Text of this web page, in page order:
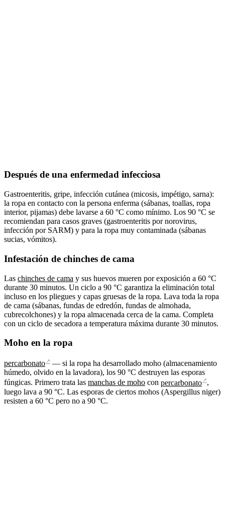
Después de una enfermedad infecciosa
Gastroenteritis, gripe, infección cutánea (micosis, impétigo, sarna):
la ropa en contacto con la persona enferma (sábanas, toallas, ropa
interior, pijamas) debe lavarse a 60 °C como mínimo. Los 90 °C se
recomiendan para casos graves (gastroenteritis por norovirus,
infección por SARM) y para la ropa muy contaminada (sábanas
sucias, vómitos).
Infestación de chinches de cama
Las chinches de cama y sus huevos mueren por exposición a 60 °C
durante 30 minutos. Un ciclo a 90 °C garantiza la eliminación total
incluso en los pliegues y capas gruesas de la ropa. Lava toda la ropa
de cama (sábanas, fundas de edredón, fundas de almohada,
cubrecolchones) y la ropa almacenada cerca de la cama. Completa
con un ciclo de secadora a temperatura máxima durante 30 minutos.
Moho en la ropa
percarbonato ↗ — si la ropa ha desarrollado moho (almacenamiento
húmedo, olvido en la lavadora), los 90 °C destruyen las esporas
fúngicas. Primero trata las manchas de moho con percarbonato ↗,
luego lava a 90 °C. Las esporas de ciertos mohos (Aspergillus niger)
resisten a 60 °C pero no a 90 °C.